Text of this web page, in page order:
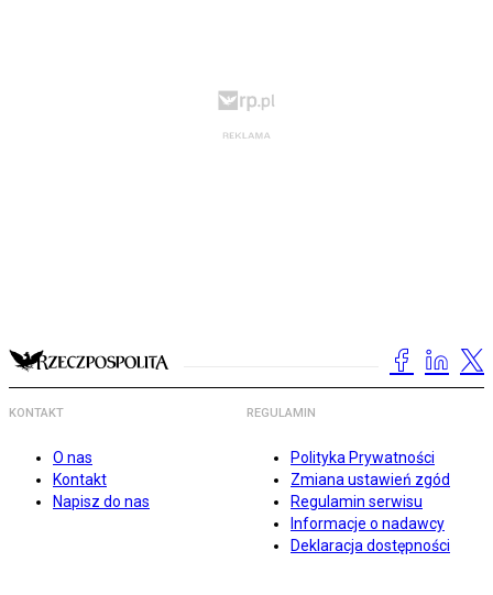
KONTAKT
O nas
Kontakt
Napisz do nas
REGULAMIN
Polityka Prywatności
Zmiana ustawień zgód
Regulamin serwisu
Informacje o nadawcy
Deklaracja dostępności